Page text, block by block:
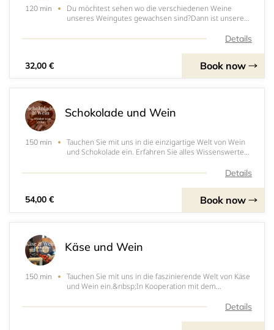
120 min
Du möchtest sehen wo die verschiedenen Weine
unseres Weingutes gewachsen sind?Dann ist unsere
dich! Wir verkosten insgesamt 6 Weine direkt dort wo
Details
32,00 € Book now
Schokolade und Wein
150 min
Tauchen Sie mit uns in die einzigartige Welt von Wein
und Schokolade ein. Erfahren Sie alles Wissenswerte
Schokolade, sowie bei der Degustation mit Wein.Los
Details
54,00 € Book now
Käse und Wein
150 min
Tauchen Sie mit uns in die faszinierende Welt von Käse
und Wein ein.&nbsp;In Kooperation mit dem
präsentieren wir Ihnen 20 verschiedene Bio-
Details